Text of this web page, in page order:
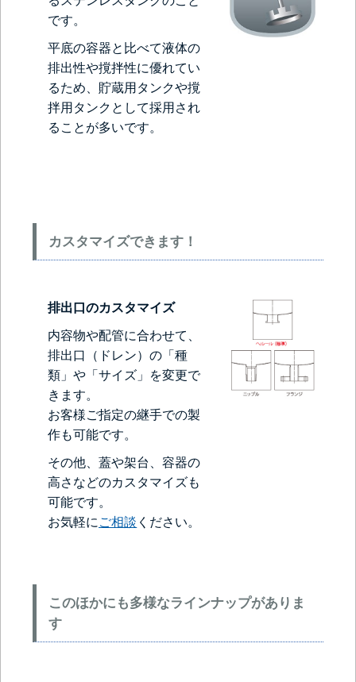
です。
平底の容器と比べて液体の
排出性や撹拌性に優れてい
るため、貯蔵用タンクや撹
拌用タンクとして採用され
ることが多いです。
カスタマイズできます！
排出口のカスタマイズ
内容物や配管に合わせて、
排出口（ドレン）の「種
類」や「サイズ」を変更で
きます。
お客様ご指定の継手での製
作も可能です。
その他、蓋や架台、容器の
高さなどのカスタマイズも
可能です。
お気軽にご相談 ください。
このほかにも多様なラインナップがありま
す